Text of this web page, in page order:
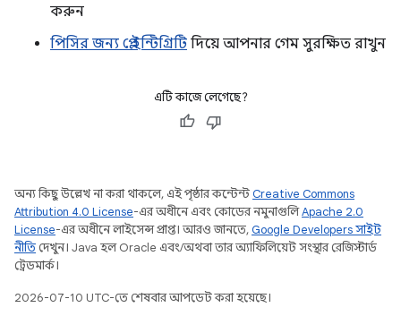
করুন
পিসির জন্য প্লে ইন্টিগ্রিটি দিয়ে আপনার গেম সুরক্ষিত রাখুন
এটি কাজে লেগেছে?
অন্য কিছু উল্লেখ না করা থাকলে, এই পৃষ্ঠার কন্টেন্টCreative Commons
Attribution 4.0 License-এর অধীনে এবং কোডের নমুনাগুলিApache 2.0
License-এর অধীনে লাইসেন্স প্রাপ্ত। আরও জানতে,Google Developers সাইট
নীতি দেখুন। Java হল Oracle এবং/অথবা তার অ্যাফিলিয়েট সংস্থার রেজিস্টার্ড
ট্রেডমার্ক।
2026-07-10 UTC-তে শেষবার আপডেট করা হয়েছে।